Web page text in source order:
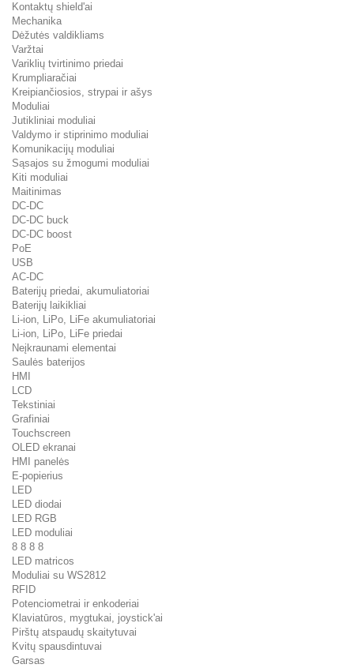
Kontaktų shield'ai
Mechanika
Dėžutės valdikliams
Varžtai
Variklių tvirtinimo priedai
Krumpliaračiai
Kreipiančiosios, strypai ir ašys
Moduliai
Jutikliniai moduliai
Valdymo ir stiprinimo moduliai
Komunikacijų moduliai
Sąsajos su žmogumi moduliai
Kiti moduliai
Maitinimas
DC-DC
DC-DC buck
DC-DC boost
PoE
USB
AC-DC
Baterijų priedai, akumuliatoriai
Baterijų laikikliai
Li-ion, LiPo, LiFe akumuliatoriai
Li-ion, LiPo, LiFe priedai
Neįkraunami elementai
Saulės baterijos
HMI
LCD
Tekstiniai
Grafiniai
Touchscreen
OLED ekranai
HMI panelės
E-popierius
LED
LED diodai
LED RGB
LED moduliai
8 8 8 8
LED matricos
Moduliai su WS2812
RFID
Potenciometrai ir enkoderiai
Klaviatūros, mygtukai, joystick'ai
Pirštų atspaudų skaitytuvai
Kvitų spausdintuvai
Garsas